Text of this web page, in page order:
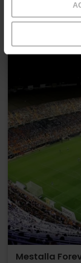
45,00 €
Mestalla